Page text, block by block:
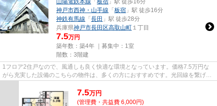
山陽電鉄本線 「 板宿 」駅 徒歩16分
神戸市西神・山手線 「 板宿 」駅 徒歩16分
神鉄有馬線 「 長田 」駅 徒歩28分
兵庫県神戸市長田区高取山町 １丁目
7.5万円
築年数：築4年 ｜募集中： 1室
階数：3階建
1フロア2住戸なので、風通しも良く快適な環境となっています。価格7.5万円な
がら充実した設備のこちらの物件は、多くの方におすすめです。光回線を繋げて
7.5万円
(管理費・共益費 6,000円)